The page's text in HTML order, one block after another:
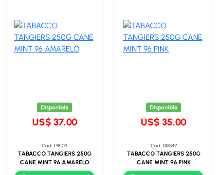
Disponible
US$ 37.00
Cod.: 148103
TABACCO TANGIERS 250G
CANE MINT 96 AMARELO
Disponible
US$ 35.00
Cod.: 182347
TABACCO TANGIERS 250G
CANE MINT 96 PINK